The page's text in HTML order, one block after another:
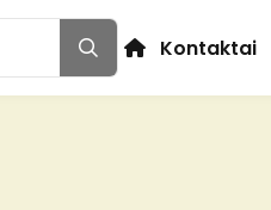
Kontaktai